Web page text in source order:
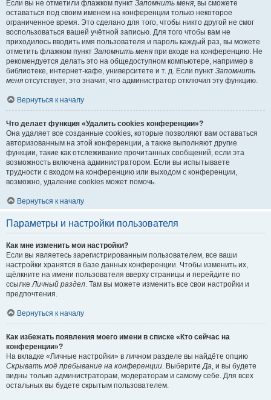
Если вы не отметили флажком пункт Запомнить меня, вы сможете
оставаться под своим именем на конференции только некоторое
ограниченное время. Это сделано для того, чтобы никто другой не смог
воспользоваться вашей учётной записью. Для того чтобы вам не
приходилось вводить имя пользователя и пароль каждый раз, вы можете
отметить флажком пункт Запомнить меня при входе на конференцию. Не
рекомендуется делать это на общедоступном компьютере, например в
библиотеке, интернет-кафе, университете и т. д. Если пункт Запомнить
меня отсутствует, это значит, что администратор отключил эту функцию.
Вернуться к началу
Что делает функция «Удалить cookies конференции»?
Она удаляет все созданные cookies, которые позволяют вам оставаться
авторизованным на этой конференции, а также выполняют другие
функции, такие как отслеживание прочитанных сообщений, если эта
возможность включена администратором. Если вы испытываете
трудности с входом на конференцию или выходом с конференции,
возможно, удаление cookies может помочь.
Вернуться к началу
Параметры и настройки пользователя
Как мне изменить мои настройки?
Если вы являетесь зарегистрированным пользователем, все ваши
настройки хранятся в базе данных конференции. Чтобы изменить их,
щёлкните на имени пользователя вверху страницы и перейдите по
ссылкеЛичный раздел. Там вы можете изменить все свои настройки и
предпочтения.
Вернуться к началу
Как избежать появления моего имени в списке «Кто сейчас на
конференции»?
На вкладке «Личные настройки» в личном разделе вы найдёте опцию
Скрывать моё пребывание на конференции. ВыберитеДа, и вы будете
видны только администраторам, модераторам и самому себе. Для всех
остальных вы будете скрытым пользователем.